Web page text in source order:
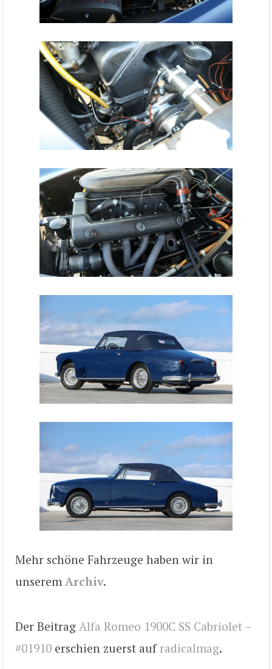
Mehr schöne Fahrzeuge haben wir in
unserem Archiv.
Der Beitrag Alfa Romeo 1900C SS Cabriolet –
#01910 erschien zuerst auf radicalmag.